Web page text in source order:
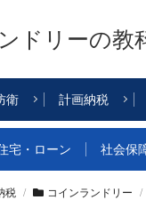
ドリーの教
衛 計画納税
宅・ローン 社会保
税 コインランドリー